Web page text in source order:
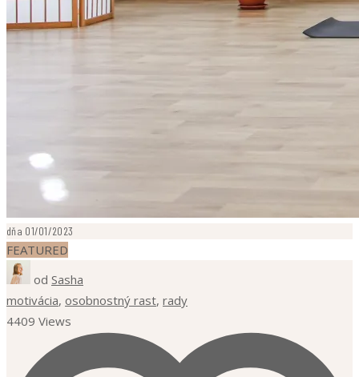
dňa 01/01/2023
FEATURED
od Sasha
motivácia, osobnostný rast, rady
4409 Views